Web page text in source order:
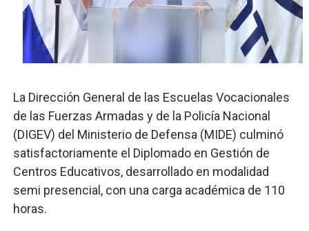
Operativo Interinstitucional “Compromiso Ambiental
Trabajadores de la prensa y Obispado de la Provincia
Más de 180 dirigentes sindicales de las Américas se
Restaurante Amigos es reconocido por sus cuatro
La Dirección General de las Escuelas Vocacionales
de las Fuerzas Armadas y de la Policía Nacional
(DIGEV) del Ministerio de Defensa (MIDE) culminó
satisfactoriamente el Diplomado en Gestión de
Centros Educativos, desarrollado en modalidad
semi presencial, con una carga académica de 110
horas.